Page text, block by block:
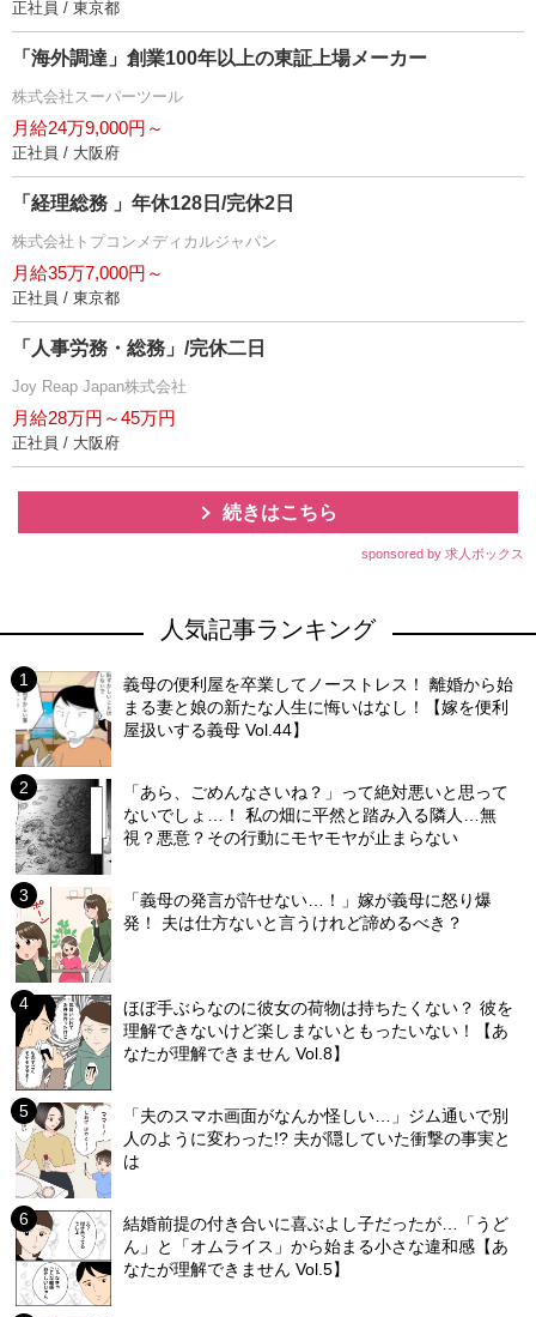
正社員 / 東京都
「海外調達」創業100年以上の東証上場メーカー
株式会社スーパーツール
月給24万9,000円～
正社員 / 大阪府
「経理総務 」年休128日/完休2日
株式会社トプコンメディカルジャパン
月給35万7,000円～
正社員 / 東京都
「人事労務・総務」/完休二日
Joy Reap Japan株式会社
月給28万円～45万円
正社員 / 大阪府
続きはこちら
sponsored by 求人ボックス
人気記事ランキング
義母の便利屋を卒業してノーストレス！ 離婚から始
まる妻と娘の新たな人生に悔いはなし！【嫁を便利
屋扱いする義母 Vol.44】
「あら、ごめんなさいね？」って絶対悪いと思って
ないでしょ…！ 私の畑に平然と踏み入る隣人…無
視？悪意？その行動にモヤモヤが止まらない
「義母の発言が許せない…！」嫁が義母に怒り爆
発！ 夫は仕方ないと言うけれど諦めるべき？
ほぼ手ぶらなのに彼女の荷物は持ちたくない？ 彼を
理解できないけど楽しまないともったいない！【あ
なたが理解できません Vol.8】
「夫のスマホ画面がなんか怪しい…」ジム通いで別
人のように変わった!? 夫が隠していた衝撃の事実と
は
結婚前提の付き合いに喜ぶよし子だったが…「うど
ん」と「オムライス」から始まる小さな違和感【あ
なたが理解できません Vol.5】